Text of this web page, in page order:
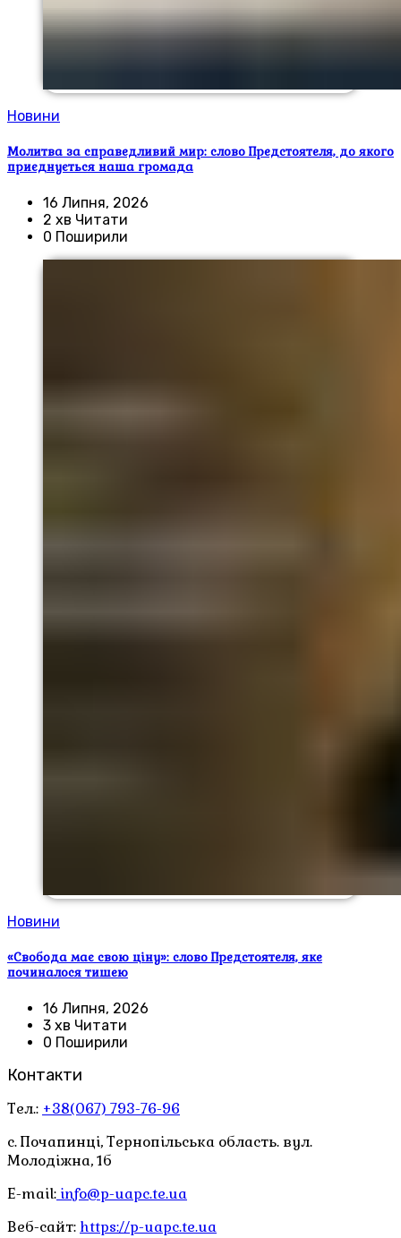
Новини
Молитва за справедливий мир: слово Предстоятеля, до якого
приєднується наша громада
16 Липня, 2026
2 хв Читати
0 Поширили
Новини
«Свобода має свою ціну»: слово Предстоятеля, яке
починалося тишею
16 Липня, 2026
3 хв Читати
0 Поширили
Контакти
Тел.: +38(067) 793-76-96
с. Почапинці, Тернопільська область. вул.
Молодіжна, 1б
E-mail: info@p-uapc.te.ua
Веб-сайт: https://p-uapc.te.ua